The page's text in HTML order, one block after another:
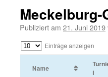
Meckelburg-
Publiziert am 21. Juni 2019
Einträge anzeigen
Name
I